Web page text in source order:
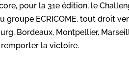
pour la 31e édition, le
groupe ECRICOME, tout droit
Bordeaux, Montpellier,
la victoire.